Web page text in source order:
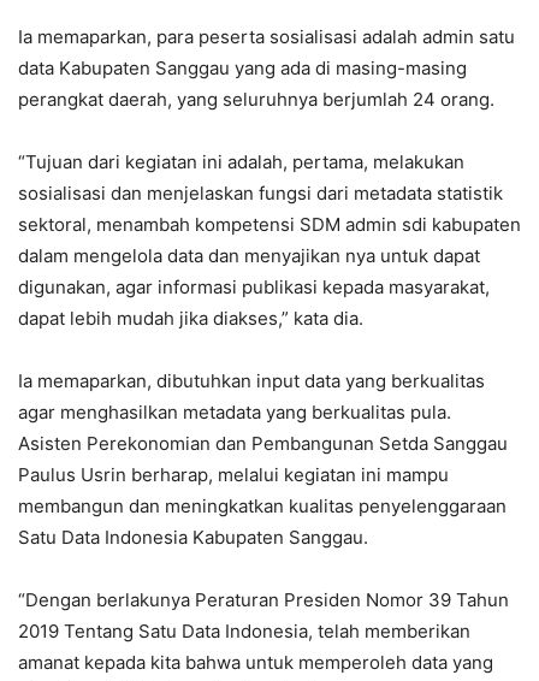
Ia memaparkan, para peserta sosialisasi adalah admin satu
data Kabupaten Sanggau yang ada di masing-masing
perangkat daerah, yang seluruhnya berjumlah 24 orang.
“Tujuan dari kegiatan ini adalah, pertama, melakukan
sosialisasi dan menjelaskan fungsi dari metadata statistik
sektoral, menambah kompetensi SDM admin sdi kabupaten
dalam mengelola data dan menyajikan nya untuk dapat
digunakan, agar informasi publikasi kepada masyarakat,
dapat lebih mudah jika diakses,” kata dia.
Ia memaparkan, dibutuhkan input data yang berkualitas
agar menghasilkan metadata yang berkualitas pula.
Asisten Perekonomian dan Pembangunan Setda Sanggau
Paulus Usrin berharap, melalui kegiatan ini mampu
membangun dan meningkatkan kualitas penyelenggaraan
Satu Data Indonesia Kabupaten Sanggau.
“Dengan berlakunya Peraturan Presiden Nomor 39 Tahun
2019 Tentang Satu Data Indonesia, telah memberikan
amanat kepada kita bahwa untuk memperoleh data yang